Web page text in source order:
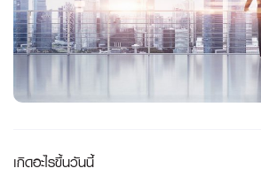
เกิดอะไรขึ้นวันนี้